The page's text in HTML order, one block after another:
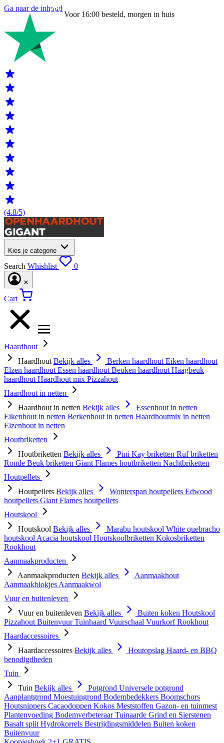
Ga naar de inhoud
Voor 16:00 besteld, morgen in huis
(4.8/5)
Kies je categorie
Search Whishlist 0
Cart
Haardhout
Haardhout Bekijk alles Berken haardhout Eiken haardhout
Elzen haardhout Essen haardhout Beuken haardhout Haagbeuk
haardhout Haardhout mix Pizzahout
Haardhout in netten
Haardhout in netten Bekijk alles
Essenhout in netten
Eikenhout in netten Berkenhout in netten Haardhoutmix in netten
Elzenhout in netten
Houtbriketten
Houtbriketten Bekijk alles Pini Kay briketten Ruf briketten
Ronde Beuk briketten Giant Flames houtbriketten Nachtbriketten
Houtpellets
Houtpellets Bekijk alles Wonterspan houtpellets Edwood
houtpellets Giant Flames houtpellets
Houtskool
Houtskool Bekijk alles Marabu houtskool White quebracho
houtskool Acacia houtskool Houtskoolbriketten Kokosbriketten
Rookhout
Aanmaakproducten
Aanmaakproducten Bekijk alles
Aanmaakhout
Aanmaakblokjes Aanmaakwol
Vuur en buitenleven
Vuur en buitenleven Bekijk alles Buiten koken Houtskool
Pizzahout BuitenvuurTuinhaard Vuurschaal VuurkorfRookhout
Haardaccessoires
Haardaccessoires Bekijk alles Houtopslag Haard- en BBQ
benodigdheden
Tuin
Tuin Bekijk alles Potgrond Universele potgrond
Aanplantgrond Moestuingrond Bodembedekkers Boomschors
Houtsnippers Cacaodoppen Kokos Meststoffen Gazon- en tuinmest
Plantenvoeding BodemverbeteraarTuinaarde Grind en Sierstenen
Basalt split Hydrokorrels Bestrijdingsmiddelen Buiten koken
Buitenvuur